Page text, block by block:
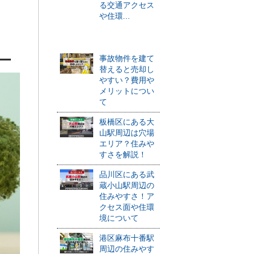
る交通アクセス
や住環...
事故物件を建て
替えると売却し
やすい？費用や
メリットについ
て
板橋区にある大
山駅周辺は穴場
エリア？住みや
すさを解説！
品川区にある武
蔵小山駅周辺の
住みやすさ！ア
クセス面や住環
境について
港区麻布十番駅
周辺の住みやす